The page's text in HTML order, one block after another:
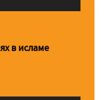
в исламе